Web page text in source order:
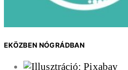
EKÖZBEN NÓGRÁDBAN